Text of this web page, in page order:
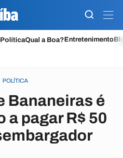
PolíticaQual a Boa?Entretenimento
POLÍTICA
Bananeiras é
a pagar R$ 50